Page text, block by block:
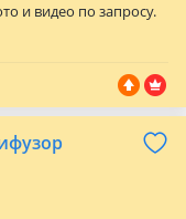
и видео по запросу.
запчасти